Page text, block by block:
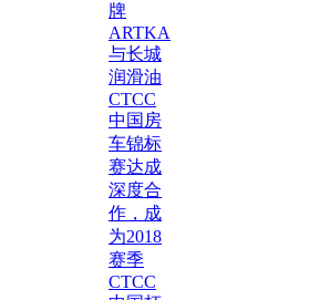
牌
ARTKA
与长城
润滑油
CTCC
中国房
车锦标
赛达成
深度合
作，成
为2018
赛季
CTCC